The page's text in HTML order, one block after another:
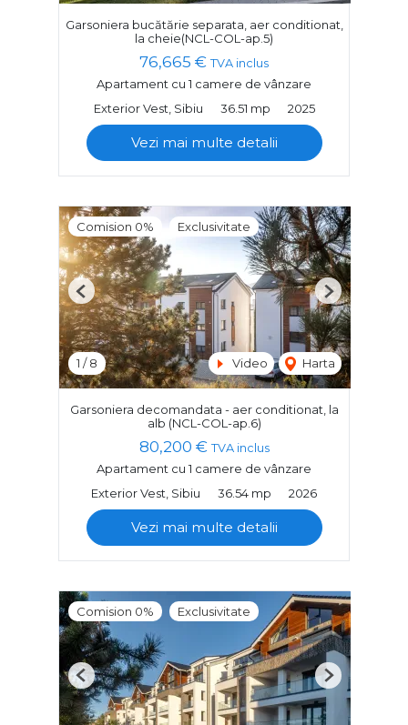
Garsoniera bucătărie separata, aer conditionat,
la cheie(NCL-COL-ap.5)
76,665 € TVA inclus
Apartament cu 1 camere de vânzare
Exterior Vest, Sibiu
36.51 mp 2025
Vezi mai multe detalii
Comision 0% Exclusivitate
1 /8 Video Harta
Previous Next
Garsoniera decomandata - aer conditionat, la
alb (NCL-COL-ap.6)
80,200 € TVA inclus
Apartament cu 1 camere de vânzare
Exterior Vest, Sibiu
36.54 mp 2026
Vezi mai multe detalii
Comision 0% Exclusivitate
Previous Next